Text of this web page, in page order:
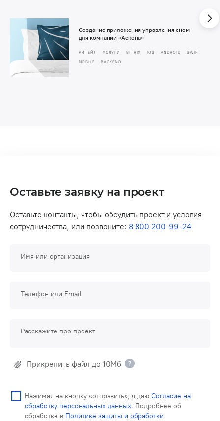
Создание приложения управления сном
для компании «Аскона»
РИТЕЙЛ УСЛУГИ BITRIX IOS ANDROID
SWIFT
MOBILE
BACKEND
Оставьте заявку на проект
Оставьте контакты, чтобы обсудить проект и условия
сотрудничества, или позвоните: 8 800 200-99-24
Имя или организация
Телефон или Email
Расскажите про проект
Прикрепить файл до 10Мб
Нажимая на кнопку «отправить», я даю Согласие на
обработку персональных данных. Подробнее об
обработке в Политике защиты и обработки